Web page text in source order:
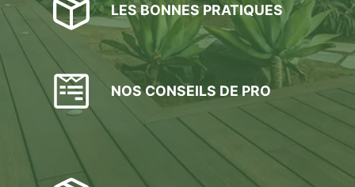
LES BONNES PRATIQUES
NOS CONSEILS DE PRO